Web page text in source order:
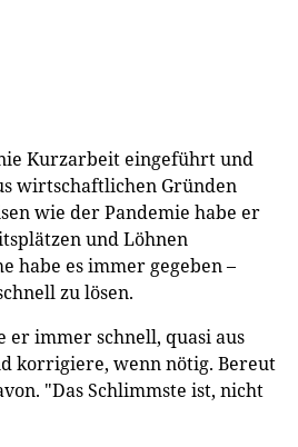
Kurzarbeit eingeführt und
wirtschaftlichen Gründen
wie der Pandemie habe er
und Löhnen
habe es immer gegeben –
zu lösen.
er immer schnell, quasi aus
korrigiere, wenn nötig. Bereut
"Das Schlimmste ist, nicht